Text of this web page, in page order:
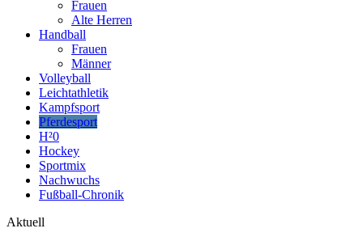
Frauen
Alte Herren
Handball
Frauen
Männer
Volleyball
Leichtathletik
Kampfsport
Pferdesport
H²0
Hockey
Sportmix
Nachwuchs
Fußball-Chronik
Aktuell